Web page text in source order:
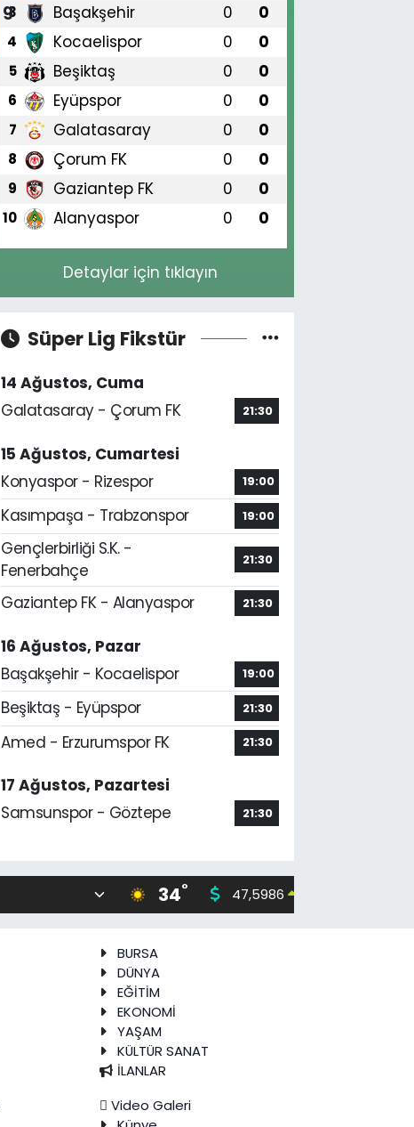
3 Başakşehir 0 0
4 Kocaelispor 0 0
5 Beşiktaş 0 0
6 Eyüpspor 0 0
7 Galatasaray 0 0
8 Çorum FK 0 0
9 Gaziantep FK 0 0
10 Alanyaspor 0 0
Detaylar için tıklayın
Süper Lig Fikstür
14 Ağustos, Cuma
Galatasaray - Çorum FK
21:30
15 Ağustos, Cumartesi
Konyaspor - Rizespor
19:00
Kasımpaşa - Trabzonspor 19:00
Gençlerbirliği S.K. -
Fenerbahçe
21:30
Gaziantep FK - Alanyaspor 21:30
16 Ağustos, Pazar
Başakşehir - Kocaelispor
19:00
Beşiktaş - Eyüpspor 21:30
Amed - Erzurumspor FK 21:30
17 Ağustos, Pazartesi
Samsunspor - Göztepe
21:30
34° 47,5986
BURSA
DÜNYA
EĞİTİM
EKONOMİ
YAŞAM
KÜLTÜR SANAT
İLANLAR
Video Galeri